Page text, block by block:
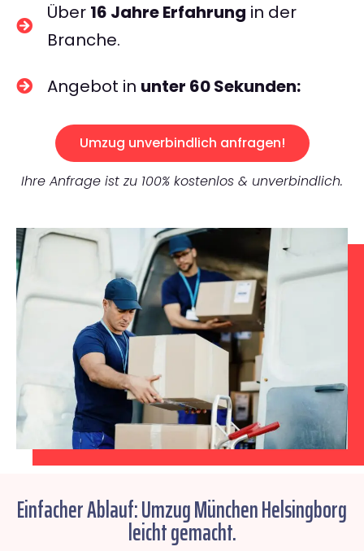
Über 16 Jahre Erfahrung in der
Branche.
Angebot in unter 60 Sekunden:
Umzug unverbindlich anfragen!
Ihre Anfrage ist zu 100% kostenlos & unverbindlich.
Einfacher Ablauf: Umzug München Helsingborg
leicht gemacht.